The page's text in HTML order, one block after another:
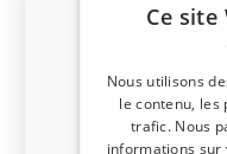
intensif, ces
pour éviter de glisser
déchargement. Elles
sont faciles à installer
plusieurs couleurs.
PU (polyuréthane) :
Ce site
Nous utilisons
le contenu, les
trafic. Nous
informations
Un code